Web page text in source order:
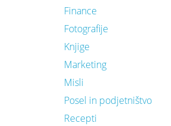
Finance
Fotografije
Knjige
Marketing
Misli
Posel in podjetništvo
Recepti